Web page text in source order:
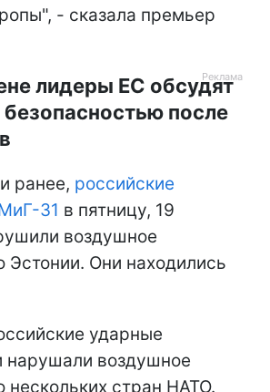
- сказала премьер
лидеры ЕС обсудят
после
ранее, российские
31 в пятницу, 19
воздушное
Эстонии. Они находились
ударные
нарушали воздушное
нескольких стран НАТО.